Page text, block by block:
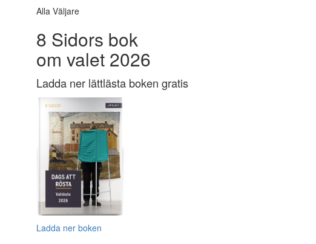
Alla Väljare
8 Sidors bok
om valet 2026
Ladda ner lättlästa boken gratis
Ladda ner boken